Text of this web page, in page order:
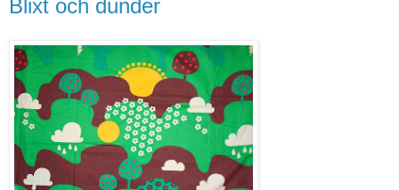
Blixt och dunder